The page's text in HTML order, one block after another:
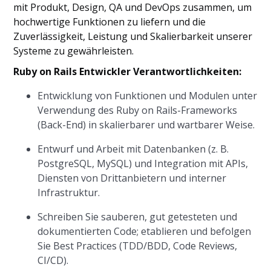
mit Produkt, Design, QA und DevOps zusammen, um
hochwertige Funktionen zu liefern und die
Zuverlässigkeit, Leistung und Skalierbarkeit unserer
Systeme zu gewährleisten.
Ruby on Rails Entwickler Verantwortlichkeiten:
Entwicklung von Funktionen und Modulen unter
Verwendung des Ruby on Rails-Frameworks
(Back-End) in skalierbarer und wartbarer Weise.
Entwurf und Arbeit mit Datenbanken (z. B.
PostgreSQL, MySQL) und Integration mit APIs,
Diensten von Drittanbietern und interner
Infrastruktur.
Schreiben Sie sauberen, gut getesteten und
dokumentierten Code; etablieren und befolgen
Sie Best Practices (TDD/BDD, Code Reviews,
CI/CD).